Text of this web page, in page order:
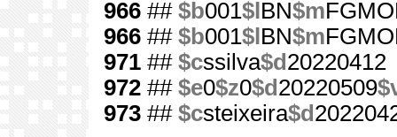
966 ## $b001$l BN$m
966 ## $b001$l BN$m
971 ## $cssilva$d 20220412
972 ## $e0$z0$d 20220509
973 ## $csteixeira$d